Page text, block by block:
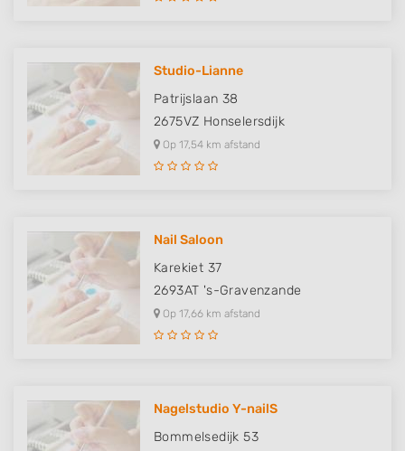
Studio-Lianne
Patrijslaan 38
2675VZ Honselersdijk
Op 17,54 km afstand
Nail Saloon
Karekiet 37
2693AT 's-Gravenzande
Op 17,66 km afstand
Nagelstudio Y-nailS
Bommelsedijk 53